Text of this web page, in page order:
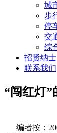
城
步
停
交
综
招贤纳士
联系我们
“闯红灯
编者按：